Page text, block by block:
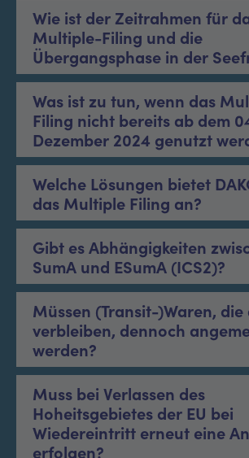
Wie ist der Zeitrahmen für
Multiple-Filing und die
Übergangsphase in der
Was ist zu tun, wenn das
Filing nicht bereits ab dem
Dezember 2024 genutzt
Welche Lösungen bietet
das Multiple Filing an?
Gibt es Abhängigkeiten
SumA und ESumA (ICS2)?
Müssen (Transit-)Waren,
verbleiben, dennoch
werden?
Muss bei Verlassen des
Hoheitsgebietes der EU bei
Wiedereintritt erneut eine
erfolgen?